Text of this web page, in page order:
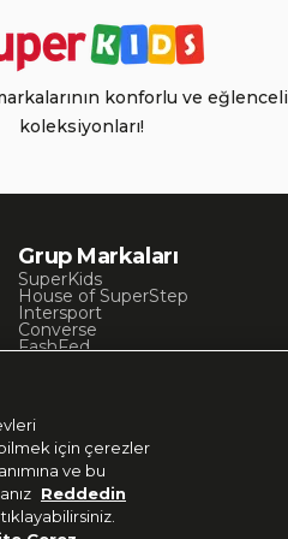
konforlu ve eğlenceli
koleksiyonları!
Grup Markaları
SuperKids
House of SuperStep
Intersport
Converse
FashFed
UNITED4
için çerezler
ve bu
Reddedin